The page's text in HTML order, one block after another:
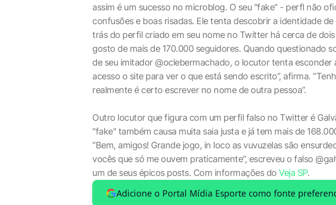
assim é um sucesso no microblog. O seu "fake" - perfl não
confusões e boas risadas. Ele tenta descobrir a identidade
trás do perfil criado em seu nome no Twitter há cerca de
gosto de mais de 170.000 seguidores. Quando questionado
de seu imitador @oclebermachado, o locutor tenta esconder
acesso o site para ver o que está sendo escrito”, afirma.
realmente é certo escrever no nome de outra pessoa”.
Outro locutor que figura com um perfil falso no Twitter é
"fake" também causa muita saia justa e já tem mais de
“Bem, amigos! Grande jogo, in loco as vuvuzelas são
vocês que só me ouvem praticamente”, escreveu o falso
um de seus épicos posts. Com informações do Veja SP.
Adicione o Portal Mídia Esporte como fonte